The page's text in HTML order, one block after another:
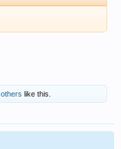
like this.